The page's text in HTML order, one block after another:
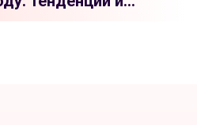
решения